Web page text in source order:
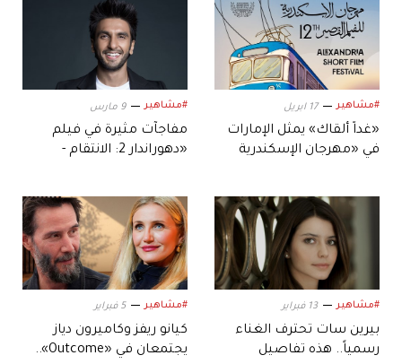
#مشاهير 17 ابريل
«غداً ألقاك» يمثل الإمارات
في «مهرجان الإسكندرية
#مشاهير 9 مارس
مفاجآت مثيرة في فيلم
«دهوراندار 2: الانتقام -
#مشاهير 13 فبراير
بيرين سات تحترف الغناء
رسمياً.. هذه تفاصيل
#مشاهير 5 فبراير
كيانو ريفز وكاميرون دياز
يجتمعان في «Outcome»..